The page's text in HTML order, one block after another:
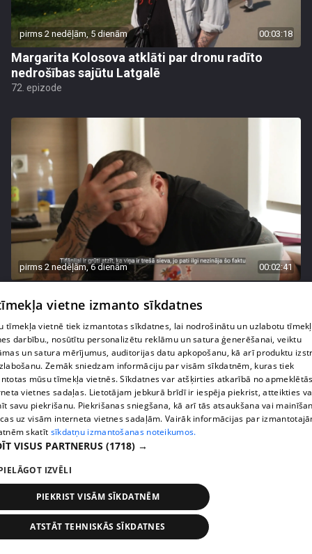
pirms 2 nedēļām, 5 dienām 00:03:18
Margarita Kolosova atklāti par dronu radīto
nedrošības sajūtu Latgalē
72. epizode
pirms 2 nedēļām, 6 dienām 00:02:41
Tifāniju
72. epizode
pirms 2 nedēļām, 6 dienām
Draudzene aicina pārvākties Magoni uz Kurzemes
pusi
vietne izmanto sīkdatnes
tīmekļa vietnē tiek izmantotas sīkdatnes, lai nodrošinātu un uzlabotu
darbību., nosūtītu personalizētu reklāmu un satura ģenerēšanai, veiktu
un satura mērījumus, auditorijas datu apkopošanu, kā arī produktu
Zemāk sniedzam informāciju par visām sīkdatnēm, kuras tiek
mūsu tīmekļa vietnēs. Sīkdatnes var atšķirties atkarībā no
vietnes sadaļas. Lietotājam jebkurā brīdī ir iespēja piekrist, atteikties
savu piekrišanu. Piekrišanas sniegšana, kā arī tās atsaukšana vai
uz visām interneta vietnes sadaļām. Vairāk informācijas par
skatīt sīkdatņu izmantošanas noteikumos.
VISUS PARTNERUS (1718) →
IZVĒLI
PIEKRIST VISĀM SĪKDATNĒM
ATSTĀT TEHNISKĀS SĪKDATNES